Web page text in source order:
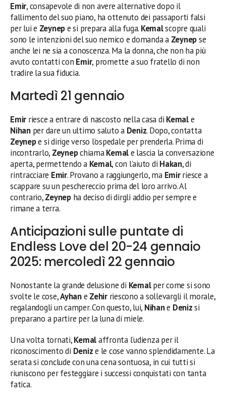
Emir, consapevole di non avere alternative dopo il
fallimento del suo piano, ha ottenuto dei passaporti falsi
per lui e Zeynepe si prepara alla fuga. Kemalscopre quali
sono le intenzioni del suo nemico e domanda a Zeynepse
anche lei ne sia a conoscenza. Ma la donna, che non ha più
avuto contatti con Emir, promette a suo fratello di non
tradire la sua fiducia.
Martedì 21 gennaio
Emir riesce a entrare di nascosto nella casa di Kemale
Nihanper dare un ultimo saluto a Deniz. Dopo, contatta
Zeynepe si dirige verso l’ospedale per prenderla. Prima di
incontrarlo, ZeynepchiamaKemale lascia la conversazione
aperta, permettendo a Kemal, con l’aiuto di Hakan, di
rintracciare Emir. Provano a raggiungerlo, ma Emirriesce a
scappare su un peschereccio prima del loro arrivo. Al
contrario,Zeynepha deciso di dirgli addio per sempre e
rimane a terra.
Anticipazioni sulle puntate di
Endless Love del 20-24 gennaio
2025: mercoledì 22 gennaio
Nonostante la grande delusione di Kemalper come si sono
svolte le cose,Ayhane Zehirriescono a sollevargli il morale,
regalandogli un camper. Con questo, lui, Nihane Denizsi
preparano a partire per la luna di miele.
Una volta tornati,Kemalaffronta l’udienza per il
riconoscimento di Denize le cose vanno splendidamente. La
serata si conclude con una cena sontuosa, in cui tutti si
riuniscono per festeggiare i successi conquistati con tanta
fatica.